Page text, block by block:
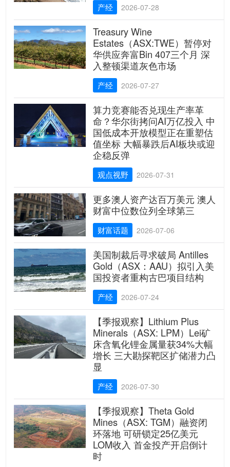
产经 2026-07-28
Treasury Wine
Estates（ASX:TWE）暂停对
华供应奔富Bin 407三个月 深
入整顿渠道灰色市场
产经 2026-07-27
算力竞赛能否兑现生产率革
命？华尔街拷问AI万亿投入 中
国低成本开放模型正在重塑估
值坐标 大幅暴跌后AI板块或迎
企稳反弹
观点视野 2026-07-31
更多澳人资产达百万美元 澳人
财富中位数位列全球第三
财富话题 2026-07-06
美国制裁后寻求破局 Antilles
Gold（ASX：AAU）拟引入美
国投资者重构古巴项目结构
产经 2026-07-24
【季报观察】Lithium Plus
Minerals（ASX: LPM）Lei矿
床含氧化锂金属量获34%大幅
增长 三大勘探靶区扩储潜力凸
显
产经 2026-07-30
【季报观察】Theta Gold
Mines（ASX: TGM）融资闭
环落地 可研锁定25亿美元
LOM收入 首金投产开启倒计
时